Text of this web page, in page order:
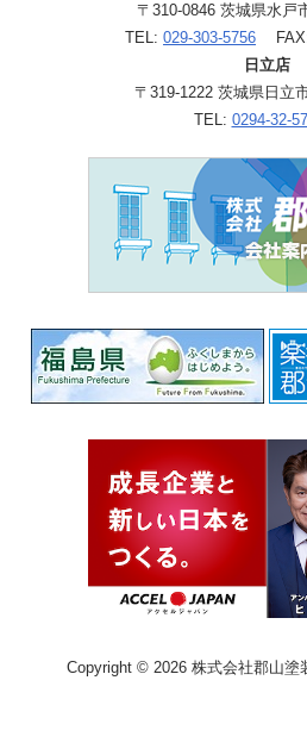
〒310-0846 茨城県水戸
TEL: 029-303-5756 FAX:
日立店
〒319-1222 茨城県日立
TEL: 0294-32-
Copyright © 2026 株式会社郡山塗